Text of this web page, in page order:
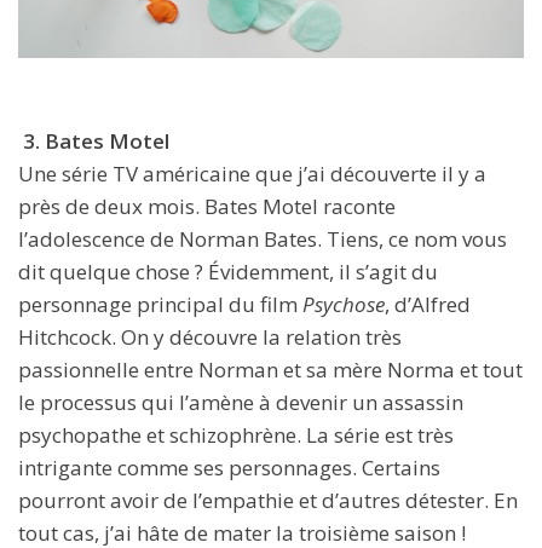
3. Bates Motel
Une série TV américaine que j’ai découverte il y a
près de deux mois. Bates Motel raconte
l’adolescence de Norman Bates. Tiens, ce nom vous
dit quelque chose ? Évidemment, il s’agit du
personnage principal du film Psychose, d’Alfred
Hitchcock. On y découvre la relation très
passionnelle entre Norman et sa mère Norma et tout
le processus qui l’amène à devenir un assassin
psychopathe et schizophrène. La série est très
intrigante comme ses personnages. Certains
pourront avoir de l’empathie et d’autres détester. En
tout cas, j’ai hâte de mater la troisième saison !